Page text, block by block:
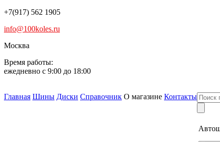
+7(917) 562 1905
info@100koles.ru
Москва
Время работы:
ежедневно с 9:00 до 18:00
Главная Шины Диски Справочник О магазине Контакты